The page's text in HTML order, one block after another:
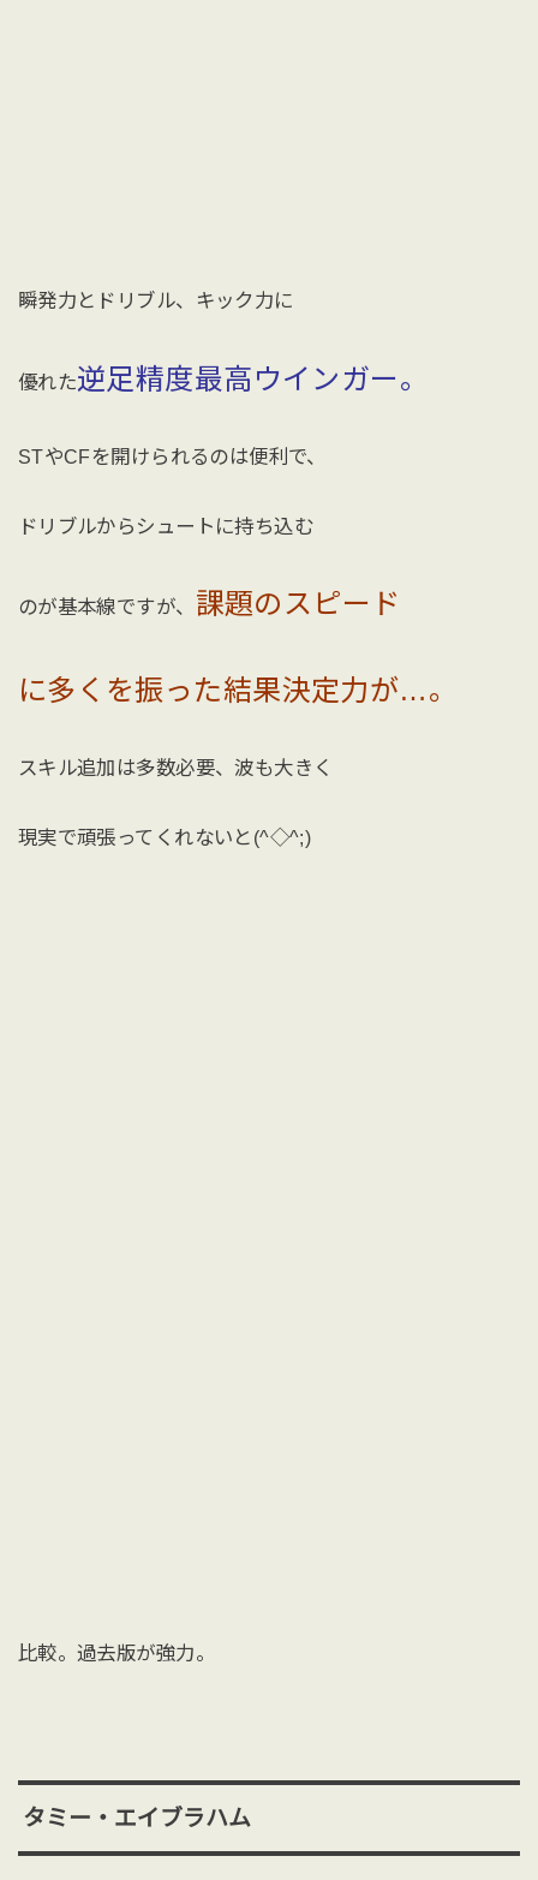
瞬発力とドリブル、キック力に
優れた逆足精度最高ウインガー。
STやCFを開けられるのは便利で、
ドリブルからシュートに持ち込む
のが基本線ですが、 課題のスピード
に多くを振った結果決定力が…。
スキル追加は多数必要、波も大きく
現実で頑張ってくれないと(^◇^;)
比較。過去版が強力。
タミー・エイブラハム